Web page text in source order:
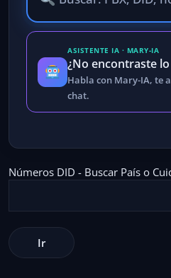
ASISTENTE IA · MARY-IA
¿No encontraste
Habla con Mary-IA, te
chat.
Números DID - Buscar País o